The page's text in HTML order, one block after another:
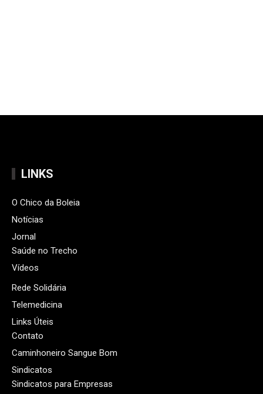
LINKS
O Chico da Boleia
Notícias
Jornal
Saúde no Trecho
Vídeos
Rede Solidária
Telemedicina
Links Úteis
Contato
Caminhoneiro Sangue Bom
Sindicatos
Sindicatos para Empresas